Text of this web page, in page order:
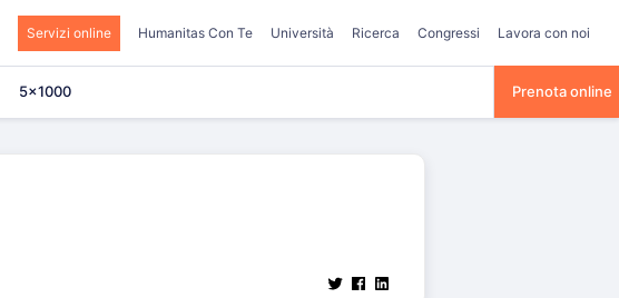
Servizi online Humanitas Con Te Università Ricerca Congressi Lavora con noi
5×1000 Prenota online